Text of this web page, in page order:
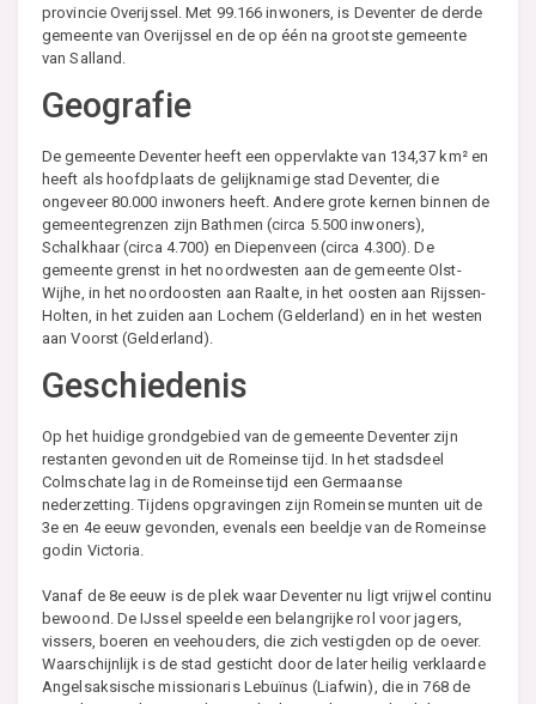
provincie Overijssel. Met 99.166 inwoners, is Deventer de derde
gemeente van Overijssel en de op één na grootste gemeente
van Salland.
Geografie
De gemeente Deventer heeft een oppervlakte van 134,37 km² en
heeft als hoofdplaats de gelijknamige stad Deventer, die
ongeveer 80.000 inwoners heeft. Andere grote kernen binnen de
gemeentegrenzen zijn Bathmen (circa 5.500 inwoners),
Schalkhaar (circa 4.700) en Diepenveen (circa 4.300). De
gemeente grenst in het noordwesten aan de gemeente Olst-
Wijhe, in het noordoosten aan Raalte, in het oosten aan Rijssen-
Holten, in het zuiden aan Lochem (Gelderland) en in het westen
aan Voorst (Gelderland).
Geschiedenis
Op het huidige grondgebied van de gemeente Deventer zijn
restanten gevonden uit de Romeinse tijd. In het stadsdeel
Colmschate lag in de Romeinse tijd een Germaanse
nederzetting. Tijdens opgravingen zijn Romeinse munten uit de
3e en 4e eeuw gevonden, evenals een beeldje van de Romeinse
godin Victoria.
Vanaf de 8e eeuw is de plek waar Deventer nu ligt vrijwel continu
bewoond. De IJssel speelde een belangrijke rol voor jagers,
vissers, boeren en veehouders, die zich vestigden op de oever.
Waarschijnlijk is de stad gesticht door de later heilig verklaarde
Angelsaksische missionaris Lebuïnus (Liafwin), die in 768 de